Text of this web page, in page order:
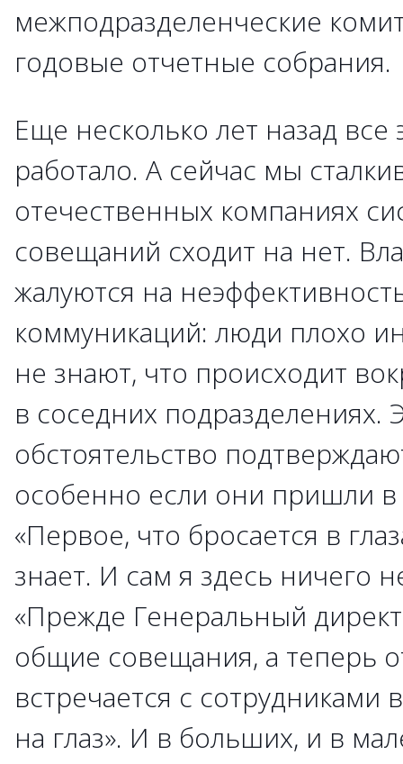
межподразделенческие
годовые отчетные собрания.
Еще несколько лет назад все
работало. А сейчас мы
отечественных компаниях
совещаний сходит на нет.
жалуются на
коммуникаций: люди плохо
не знают, что происходит
в соседних подразделениях.
обстоятельство
особенно если они пришли
«Первое, что бросается в
знает. И сам я здесь ничего
«Прежде Генеральный
общие совещания, а теперь
встречается с сотрудниками
на глаз». И в больших, и в